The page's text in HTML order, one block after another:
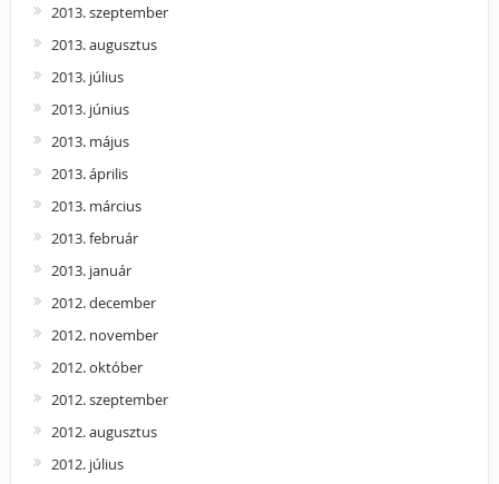
2013. szeptember
2013. augusztus
2013. július
2013. június
2013. május
2013. április
2013. március
2013. február
2013. január
2012. december
2012. november
2012. október
2012. szeptember
2012. augusztus
2012. július